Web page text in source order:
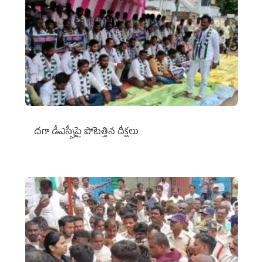
దగా డీఎస్సీపై పోటెత్తిన దీక్షలు